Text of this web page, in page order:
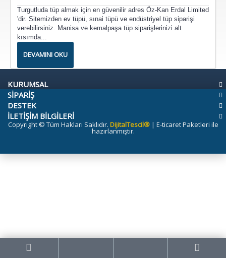
Turgutluda tüp almak için en güvenilir adres Öz-Kan Erdal Limited
'dir. Sitemizden ev tüpü, sınai tüpü ve endüstriyel tüp siparişi
verebilirsiniz. Manisa ve kemalpaşa tüp siparişlerinizi alt
kısımda...
DEVAMINI OKU
KURUMSAL
SİPARİŞ
DESTEK
İLETİŞİM BİLGİLERİ
Copyright © Tüm Hakları Saklıdır. DijitalTescil®| E-ticaret Paketleri ile
hazırlanmıştır.